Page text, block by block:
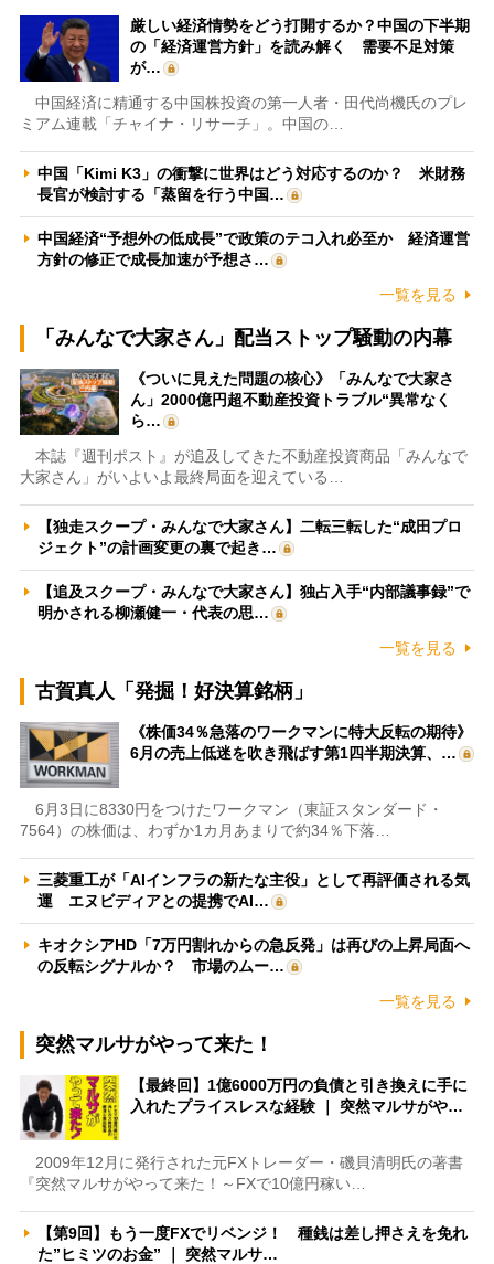
厳しい経済情勢をどう打開するか？中国の下半期
の「経済運営方針」を読み解く 需要不足対策
が…
中国経済に精通する中国株投資の第一人者・田代尚機氏のプレ
ミアム連載「チャイナ・リサーチ」。中国の…
中国「Kimi K3」の衝撃に世界はどう対応するのか？ 米財務
長官が検討する「蒸留を行う中国…
中国経済“予想外の低成長”で政策のテコ入れ必至か 経済運営
方針の修正で成長加速が予想さ…
一覧を見る
「みんなで大家さん」配当ストップ騒動の内幕
《ついに見えた問題の核心》「みんなで大家さ
ん」2000億円超不動産投資トラブル“異常なく
ら…
本誌『週刊ポスト』が追及してきた不動産投資商品「みんなで
大家さん」がいよいよ最終局面を迎えている…
【独走スクープ・みんなで大家さん】二転三転した“成田プロ
ジェクト”の計画変更の裏で起き…
【追及スクープ・みんなで大家さん】独占入手“内部議事録”で
明かされる柳瀬健一・代表の思…
一覧を見る
古賀真人「発掘！好決算銘柄」
《株価34％急落のワークマンに特大反転の期待》
6月の売上低迷を吹き飛ばす第1四半期決算、…
6月3日に8330円をつけたワークマン（東証スタンダード・
7564）の株価は、わずか1カ月あまりで約34％下落…
三菱重工が「AIインフラの新たな主役」として再評価される気
運 エヌビディアとの提携でAI…
キオクシアHD「7万円割れからの急反発」は再びの上昇局面へ
の反転シグナルか？ 市場のムー…
一覧を見る
突然マルサがやって来た！
【最終回】1億6000万円の負債と引き換えに手に
入れたプライスレスな経験 ｜ 突然マルサがや…
2009年12月に発行された元FXトレーダー・磯貝清明氏の著書
『突然マルサがやって来た！～FXで10億円稼い…
【第9回】もう一度FXでリベンジ！ 種銭は差し押さえを免れ
た”ヒミツのお金” ｜ 突然マルサ…